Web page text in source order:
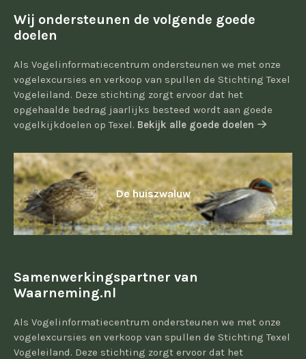
Wij ondersteunen de volgende goede
doelen
Als Vogelinformatiecentrum ondersteunen we met onze
vogelexcursies en verkoop van spullen de Stichting Texel
Vogeleiland. Deze stichting zorgt ervoor dat het
opgehaalde bedrag jaarlijks besteed wordt aan goede
vogelkijkdoelen op Texel. Bekijk alle goede doelen
De huiszwaluw
Samenwerkingspartner van
Waarneming.nl
Als Vogelinformatiecentrum ondersteunen we met onze
vogelexcursies en verkoop van spullen de Stichting Texel
Vogeleiland. Deze stichting zorgt ervoor dat het